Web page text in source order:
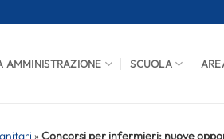
AMMINISTRAZIONE SCUOLA
»Concorsi per infermieri: nuove